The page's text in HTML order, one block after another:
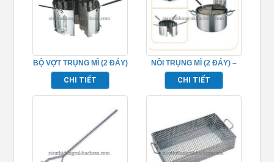
BỘ VỢT TRỤNG MÌ (2 ĐÁY)
– TP696038
CHI TIẾT
NỒI TRỤNG MÌ (2 ĐÁY) –
TP696037
CHI TIẾT